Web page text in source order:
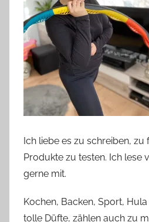
Ich liebe es zu schreiben,
Produkte zu testen. Ich lese
gerne mit.
Kochen, Backen, Sport,
tolle Düfte, zählen auch zu